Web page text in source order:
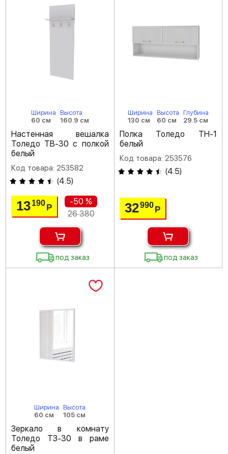
Ширина
60 см
Высота
160.9 см
Настенная вешалка
Толедо ТВ-30 с полкой
белый
Код товара: 253582
(4.5)
13190 Р
-50 %
26 380
под заказ
Ширина
130 см
Высота
60 см
Глубина
29.5 см
Полка Толедо ТН-1
белый
Код товара: 253576
(4.5)
32990 Р
под заказ
Ширина
60 см
Высота
105 см
Зеркало в комнату
Толедо ТЗ-30 в раме
белый